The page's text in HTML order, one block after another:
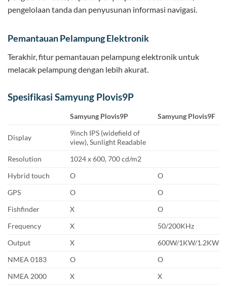
pengelolaan tanda dan penyusunan informasi navigasi.
Pemantauan Pelampung Elektronik
Terakhir, fitur pemantauan pelampung elektronik untuk
melacak pelampung dengan lebih akurat.
Spesifikasi Samyung Plovis9P
Samyung Plovis9P Samyung Plovis9F
Display
9inch IPS (widefield of
view), Sunlight Readable
Resolution
1024 x 600, 700 cd/m2
Hybrid touch
O
O
GPS
O
O
Fishfinder
X
O
Frequency
X
50/200KHz
Output
X
600W/1KW/1.2KW
NMEA 0183
O
O
NMEA 2000
X
X